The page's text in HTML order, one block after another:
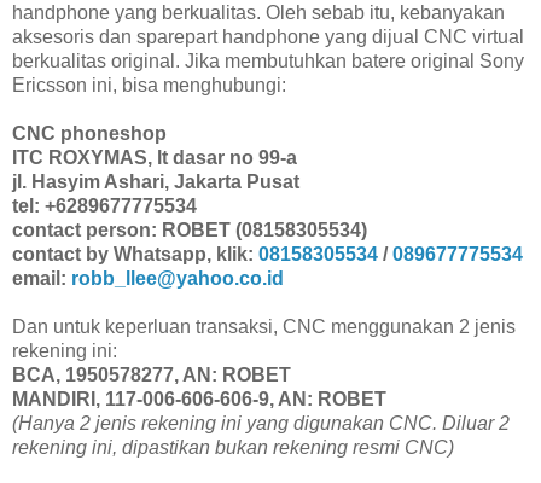
handphone yang berkualitas. Oleh sebab itu, kebanyakan
aksesoris dan sparepart handphone yang dijual CNC virtual
berkualitas original. Jika membutuhkan batere original Sony
Ericsson ini, bisa menghubungi:
CNC phoneshop
ITC ROXYMAS, lt dasar no 99-a
jl. Hasyim Ashari, Jakarta Pusat
tel: +6289677775534
contact person: ROBET (08158305534)
contact by Whatsapp, klik: 08158305534 /089677775534
email: robb_llee@yahoo.co.id
Dan untuk keperluan transaksi, CNC menggunakan 2 jenis
rekening ini:
BCA, 1950578277, AN: ROBET
MANDIRI, 117-006-606-606-9, AN: ROBET
(Hanya 2 jenis rekening ini yang digunakan CNC. Diluar 2
rekening ini, dipastikan bukan rekening resmi CNC)